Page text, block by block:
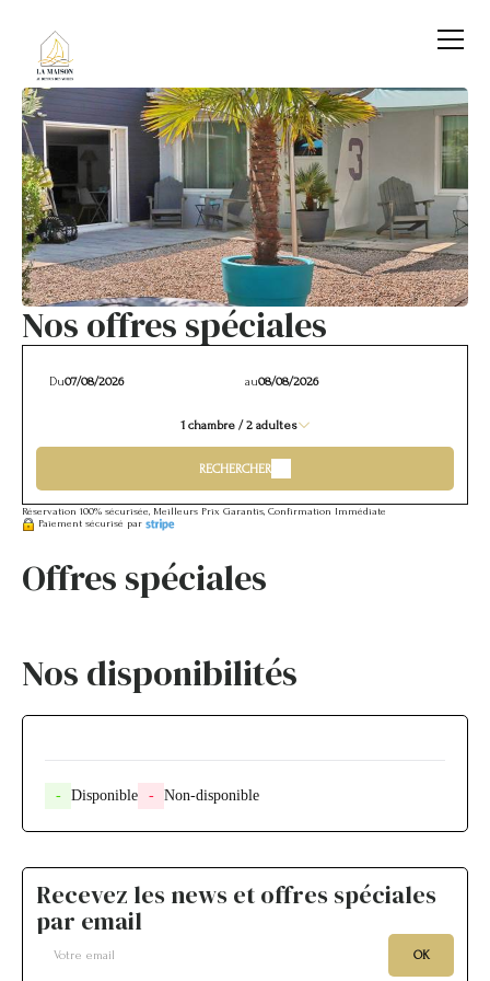
Nos offres spéciales
Du au
1 chambre /2 adultes
RECHERCHER
Réservation 100% sécurisée, Meilleurs Prix Garantis, Confirmation Immédiate
Paiement sécurisé par
Offres spéciales
Nos disponibilités
- Disponible - Non-disponible
Recevez les news et offres spéciales
par email
OK